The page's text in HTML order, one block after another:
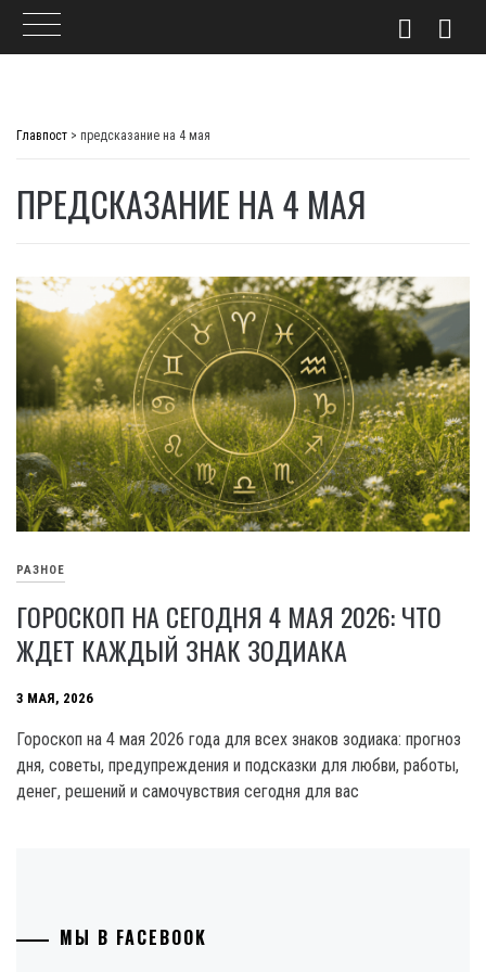
Главпост > предсказание на 4 мая
ПРЕДСКАЗАНИЕ НА 4 МАЯ
РАЗНОЕ
ГОРОСКОП НА СЕГОДНЯ 4 МАЯ 2026: ЧТО
ЖДЕТ КАЖДЫЙ ЗНАК ЗОДИАКА
3 МАЯ, 2026
Гороскоп на 4 мая 2026 года для всех знаков зодиака: прогноз
дня, советы, предупреждения и подсказки для любви, работы,
денег, решений и самочувствия сегодня для вас
МЫ В FACEBOOK